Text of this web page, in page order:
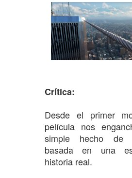
Crítica:
Desde el primer
película nos
simple hecho de
basada en una
historia real.